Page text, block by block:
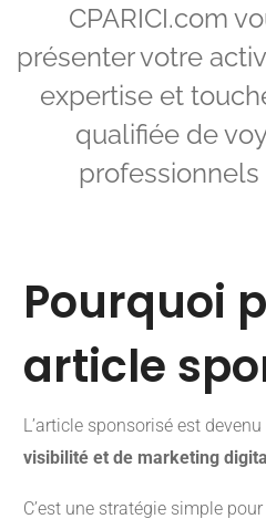
CPARICI.com
présenter votre
expertise et
qualifiée de
Pourquoi
article
L’article sponsorisé est devenu
visibilité et de marketing
C’est une stratégie simple pour